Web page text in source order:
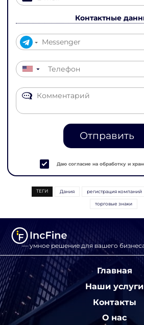
Контактные
▼
Отправить
Даю согласие на обработку и
ТЕГИ Дания регистрация компаний
торговые знаки
— умное решение для вашего
Главная
Наши услуги
Контакты
О нас